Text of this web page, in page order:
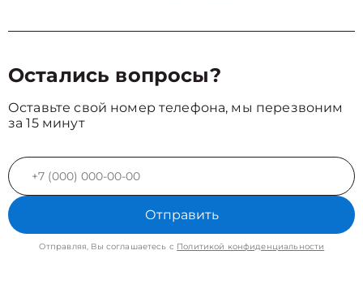
Остались вопросы?
Оставьте свой номер телефона, мы перезвоним
за 15 минут
Отправить
Отправляя, Вы соглашаетесь с Политикой конфиденциальности